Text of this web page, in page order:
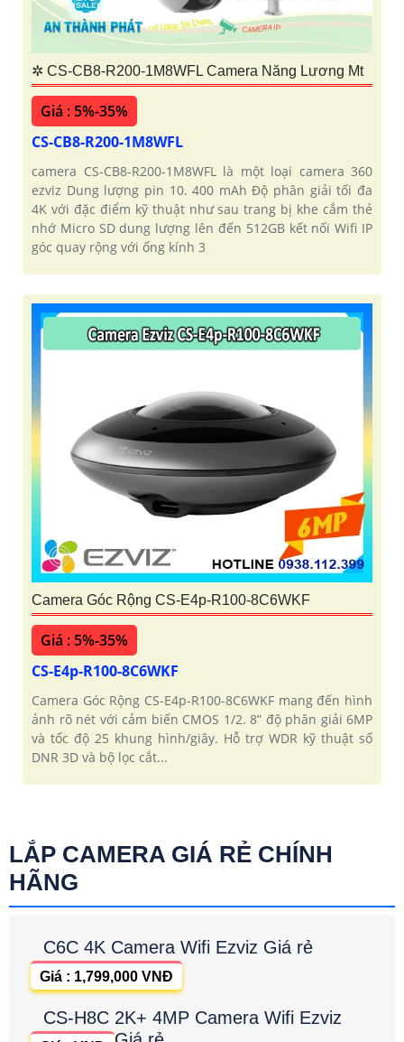
✲ CS-CB8-R200-1M8WFL Camera Năng Lương Mt
Giá : 5%-35%
CS-CB8-R200-1M8WFL
camera CS-CB8-R200-1M8WFL là một loại camera 360
ezviz Dung lượng pin 10. 400 mAh Độ phân giải tối đa
4K với đặc điểm kỹ thuật như sau trang bị khe cắm thẻ
nhớ Micro SD dung lượng lên đến 512GB kết nối Wifi IP
góc quay rộng với ống kính 3
Camera Góc Rộng CS-E4p-R100-8C6WKF
Giá : 5%-35%
CS-E4p-R100-8C6WKF
Camera Góc Rộng CS-E4p-R100-8C6WKF mang đến hình
ảnh rõ nét với cảm biến CMOS 1/2. 8” độ phân giải 6MP
và tốc độ 25 khung hình/giây. Hỗ trợ WDR kỹ thuật số
DNR 3D và bộ lọc cắt...
LẮP CAMERA GIÁ RẺ CHÍNH
HÃNG
C6C 4K Camera Wifi Ezviz Giá rẻ
Giá : 1,799,000 VNĐ
CS-H8C 2K+ 4MP Camera Wifi Ezviz